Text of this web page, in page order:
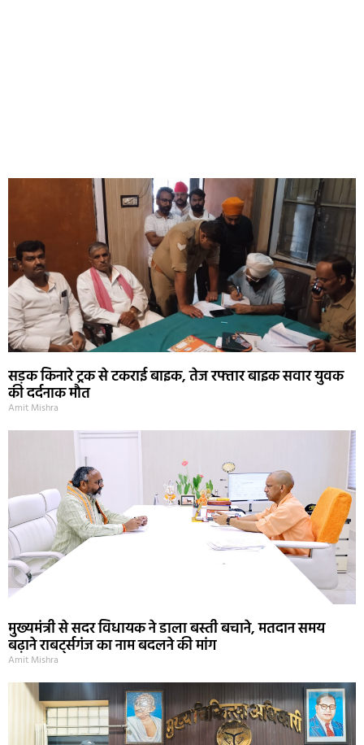
सड़क किनारे ट्रक से टकराई बाइक, तेज रफ्तार बाइक सवार युवक
की दर्दनाक मौत
Amit Mishra
मुख्यमंत्री से सदर विधायक ने डाला बस्ती बचाने, मतदान समय
बढ़ाने राबर्ट्सगंज का नाम बदलने की मांग
Amit Mishra